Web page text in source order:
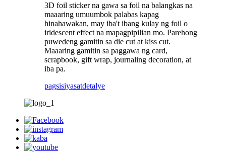
3D foil sticker na gawa sa foil na balangkas na
maaaring umuumbok palabas kapag
hinahawakan, may iba't ibang kulay ng foil o
iridescent effect na mapagpipilian mo. Parehong
puwedeng gamitin sa die cut at kiss cut.
Maaaring gamitin sa paggawa ng card,
scrapbook, gift wrap, journaling decoration, at
iba pa.
pagsisiyasatdetalye